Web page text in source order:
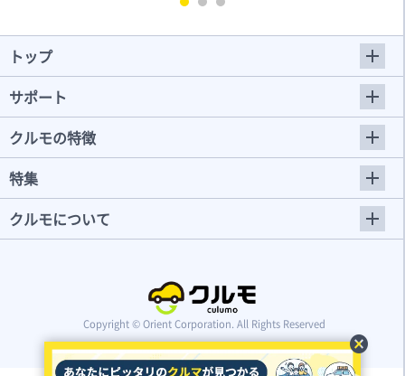
cancel
トップ
サポート
クルモの特徴
特集
クルモについて
Copyright © Orient Corporation. All Rights Reserved